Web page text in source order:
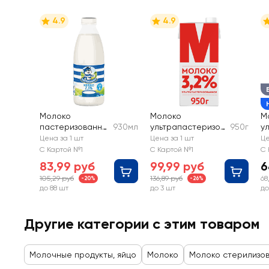
4.9
Молоко
пастеризованно
е
ПРОСТОКВАШИН
930мл
Цена за 1 шт
С Картой №1
83,99 руб
105,29 руб -20%
до 88 шт
4.9
Молоко
ультрапастеризов
анное М 3,2%, без
змж
950г
Цена за 1 шт
С Картой №1
99,99 руб
136,89 руб -26%
до 3 шт
С
Другие категории с этим товаром
Молочные продукты, яйцо Молоко Молоко